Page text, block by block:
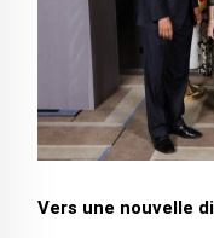
Vers une nouvelle